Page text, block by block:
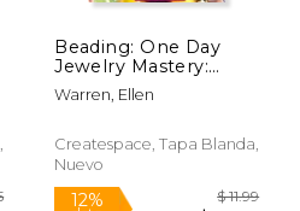
Beading: One Day
Jewelry Mastery:
Create Amazing
Beaded Earrings,
Bracelets in Under 1
Day! 15 Step by Step
Warren, Ellen
Createspace, Tapa Blanda,
Nuevo